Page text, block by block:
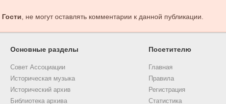
Гости, не могут оставлять комментарии к данной публикации.
Основные разделы
Совет Ассоциации
Историческая музыка
Исторический архив
Библиотека архива
Посетителю
Главная
Правила
Регистрация
Статистика